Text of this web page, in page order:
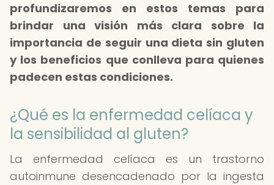
profundizaremos en estos temas para
brindar una visión más clara sobre la
importancia de seguir una dieta sin gluten
y los beneficios que conlleva para quienes
padecen estas condiciones.
¿Qué es la enfermedad celíaca y
la sensibilidad al gluten?
La enfermedad celíaca es un trastorno
autoinmune desencadenado por la ingesta